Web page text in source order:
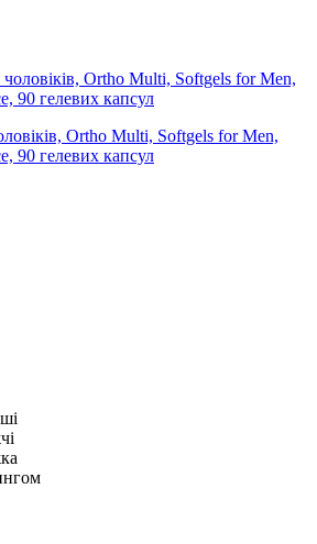
Ortho Multi, Softgels for Men,
90 гелевих капсул